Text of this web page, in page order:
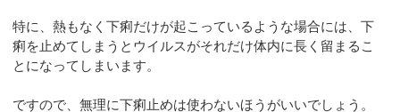
特に、熱もなく下痢だけが起こっているような場合には、下
痢を止めてしまうとウイルスがそれだけ体内に長く留まるこ
とになってしまいます。
ですので、無理に下痢止めは使わないほうがいいでしょう。